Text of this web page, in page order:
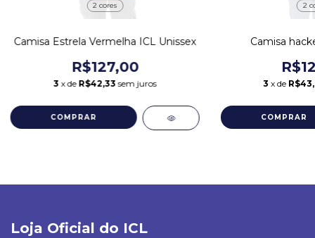
2 cores
Camisa Estrela Vermelha ICL Unissex
R$127,00
3 x de R$42,33 sem juros
COMPRAR
2
Camisa
3 x de
COMPRAR
Loja Oficial do ICL